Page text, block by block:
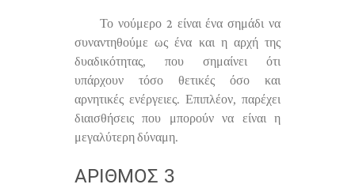
Το νούμερο 2 είναι ένα σημάδι να
συναντηθούμε ως ένα και η αρχή της
δυαδικότητας, που σημαίνει ότι
υπάρχουν τόσο θετικές όσο και
αρνητικές ενέργειες. Επιπλέον, παρέχει
διαισθήσεις που μπορούν να είναι η
μεγαλύτερη δύναμη.
ΑΡΙΘΜΌΣ 3